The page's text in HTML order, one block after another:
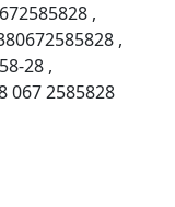
,
,
28 ,
067 2585828